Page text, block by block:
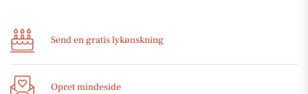
Send en gratis lykønskning
Opret mindeside